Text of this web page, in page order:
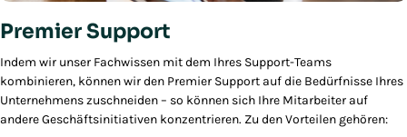
Premier Support
Indem wir unser Fachwissen mit dem Ihres Support-Teams
kombinieren, können wir den Premier Support auf die Bedürfnisse Ihres
Unternehmens zuschneiden – so können sich Ihre Mitarbeiter auf
andere Geschäftsinitiativen konzentrieren. Zu den Vorteilen gehören: